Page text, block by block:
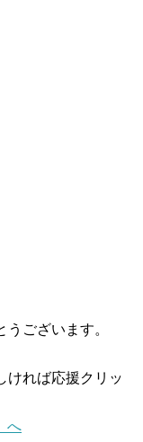
ございます。
ければ応援クリッ